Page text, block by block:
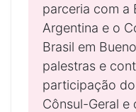
parceria com a
Argentina e o
Brasil em
palestras e
participação
Cônsul-Geral e